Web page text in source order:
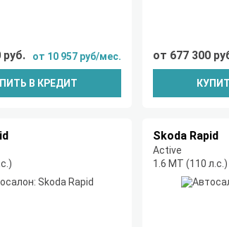
руб. от 10 957 руб/мес.
В КРЕДИТ
от 677 300
Skoda Rapid
Active
1.6 MT (110 л.с.)